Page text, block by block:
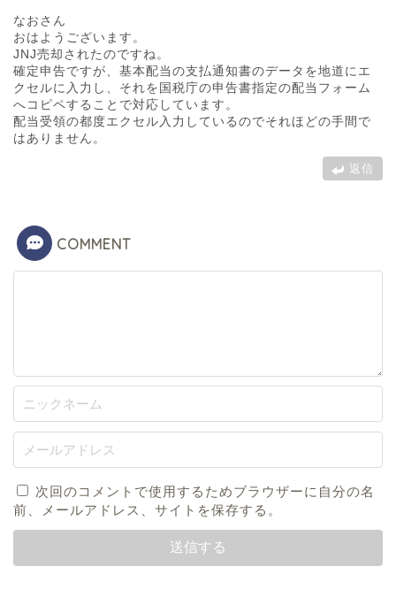
なおさん
おはようございます。
JNJ売却されたのですね。
確定申告ですが、基本配当の支払通知書のデータを地道にエ
クセルに入力し、それを国税庁の申告書指定の配当フォーム
へコピペすることで対応しています。
配当受領の都度エクセル入力しているのでそれほどの手間で
はありません。
返信
COMMENT
次回のコメントで使用するためブラウザーに自分の名
前、メールアドレス、サイトを保存する。